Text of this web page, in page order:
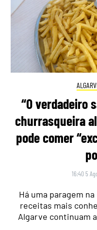
“O verdadeiro
churrasqueira
pode comer
16:40 5
Há uma paragem
receitas mais
Algarve continuam